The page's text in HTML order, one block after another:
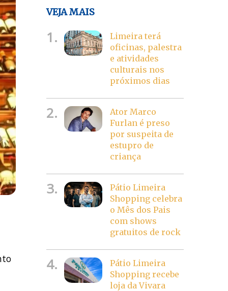
VEJA MAIS
1.
Limeira terá
oficinas, palestra
e atividades
culturais nos
próximos dias
2.
Ator Marco
Furlan é preso
por suspeita de
estupro de
criança
3.
Pátio Limeira
Shopping celebra
o Mês dos Pais
com shows
gratuitos de rock
4.
Pátio Limeira
Shopping recebe
loja da Vivara